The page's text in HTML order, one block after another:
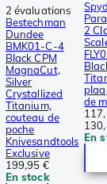
2 évaluations
Bestechman
Dundee
BMK01-C-4
Black CPM
MagnaCut,
Silver
Crystallized
Titanium,
couteau de
poche
Knivesandtools
Exclusive
199,95 €
En stock
2
de
En